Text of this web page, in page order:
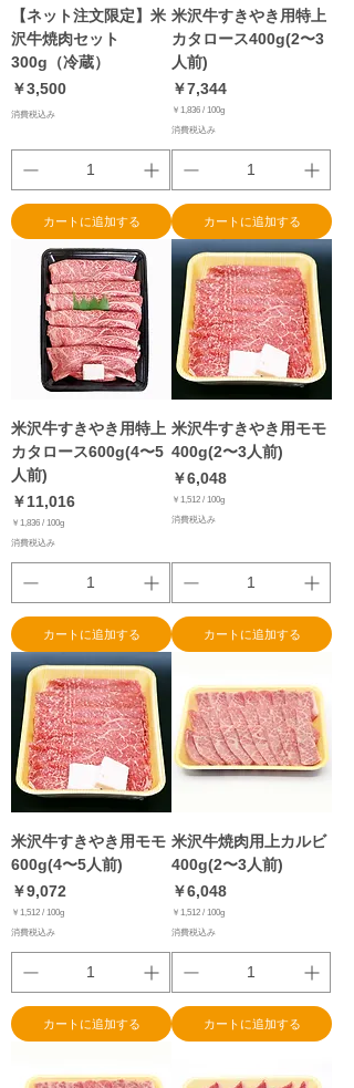
【ネット注文限定】米
沢牛焼肉セット
300g（冷蔵）
価格
￥3,500
消費税込み
カートに追加する
米沢牛すきやき用特上
カタロース400g(2〜3
人前)
価格
￥7,344
￥1,836 / 100g
1
／
0
0
g
消費税込み
カートに追加する
米沢牛すきやき用特上
カタロース600g(4〜5
人前)
価格
￥11,016
￥1,836 / 100g
1
／
0
0
g
消費税込み
カートに追加する
米沢牛すきやき用モモ
400g(2〜3人前)
価格
￥6,048
￥1,512 / 100g
1
2
g
消費税込み
カートに追加する
米沢牛すきやき用モモ
600g(4〜5人前)
価格
￥9,072
￥1,512 / 100g
1
／
0
0
g
消費税込み
カートに追加する
米沢牛焼肉用上カルビ
400g(2〜3人前)
価格
￥6,048
￥1,512 / 100g
1
／
0
0
g
消費税込み
カートに追加する